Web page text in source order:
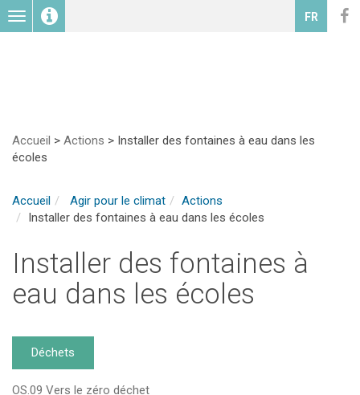
Toggle
navigation
FR
Accueil > Actions > Installer des fontaines à eau dans les
écoles
Accueil Agir pour le climat
Actions
Installer des fontaines à eau dans les écoles
Installer des fontaines à
eau dans les écoles
Déchets
OS.09 Vers le zéro déchet